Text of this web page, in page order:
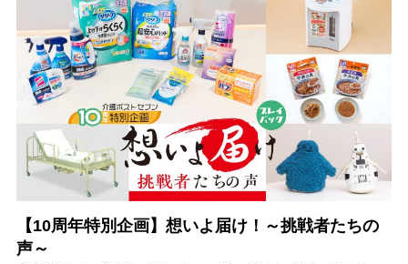
【10周年特別企画】想いよ届け！～挑戦者たちの
声～